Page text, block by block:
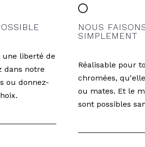
liberté de
dans notre
ou donnez-
NOUS
SIMPLEMENT
Réalisable pour
chromées,
ou mates. Et le
sont possibles